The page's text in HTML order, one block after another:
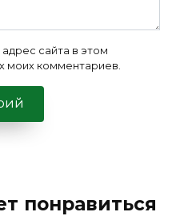
сайта в этом
моих комментариев.
понравиться